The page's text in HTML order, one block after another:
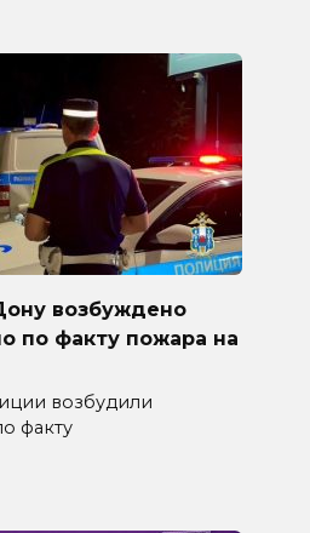
возбуждено
по факту пожара на
возбудили
факту